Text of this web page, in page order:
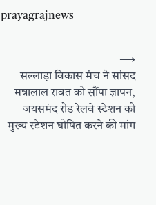
prayagrajnews
सल्लाड़ा विकास मंच ने सांसद
मन्नालाल रावत को सौंपा ज्ञापन,
जयसमंद रोड रेलवे स्टेशन को
मुख्य स्टेशन घोषित करने की मांग
⟶